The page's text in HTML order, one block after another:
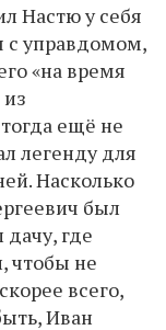
Настю у себя
с управдомом,
«на время
ещё не
легенду для
Насколько
был
где
чтобы не
всего,
Иван